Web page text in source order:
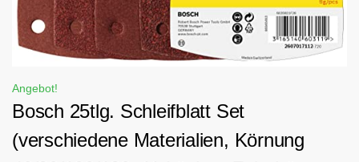
Angebot!
Bosch 25tlg. Schleifblatt Set
(verschiedene Materialien, Körnung